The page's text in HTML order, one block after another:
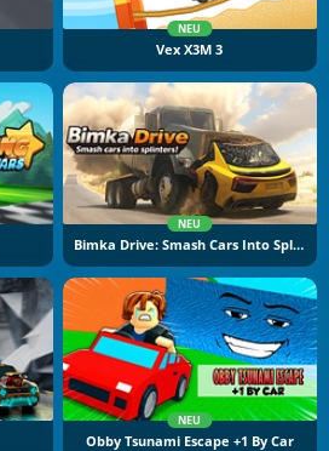
NEU
Vex X3M 3
NEU
Bimka Drive: Smash Cars Into Splinters
NEU
Obby Tsunami Escape +1 By Car